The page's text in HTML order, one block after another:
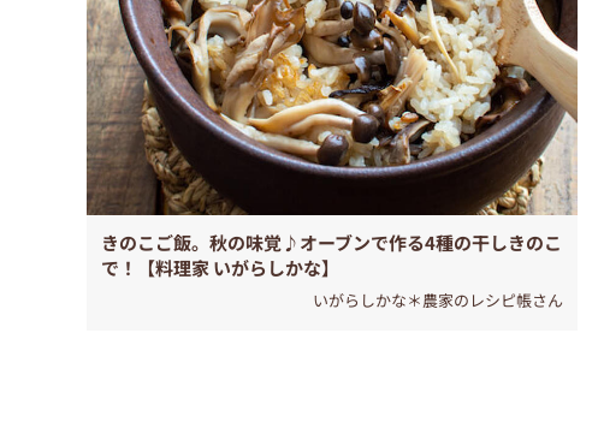
きのこご飯。秋の味覚♪オーブンで作る4種の干しきのこ
で！【料理家 いがらしかな】
いがらしかな＊農家のレシピ帳さん